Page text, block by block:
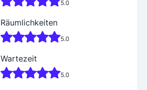
5.0
Räumlichkeiten
5.0
Wartezeit
5.0